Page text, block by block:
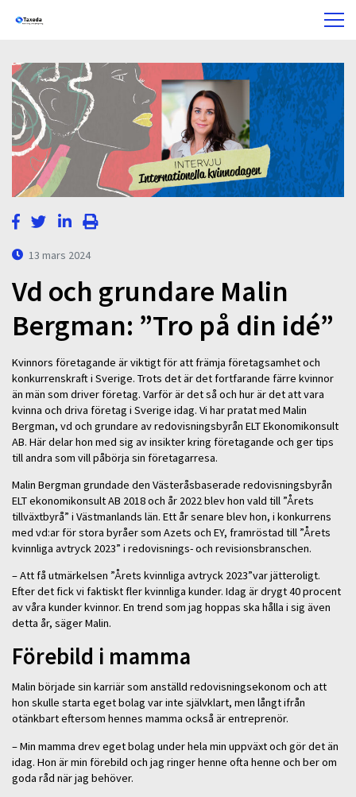
13 mars 2024
Vd och grundare Malin
Bergman: ”Tro på din idé”
Kvinnors företagande är viktigt för att främja företagsamhet och
konkurrenskraft i Sverige. Trots det är det fortfarande färre kvinnor
än män som driver företag. Varför är det så och hur är det att vara
kvinna och driva företag i Sverige idag. Vi har pratat med Malin
Bergman, vd och grundare av redovisningsbyrån ELT Ekonomikonsult
AB. Här delar hon med sig av insikter kring företagande och ger tips
till andra som vill påbörja sin företagarresa.
Malin Bergman grundade den Västeråsbaserade redovisningsbyrån
ELT ekonomikonsult AB 2018 och år 2022 blev hon vald till ”Årets
tillväxtbyrå” i Västmanlands län. Ett år senare blev hon, i konkurrens
med vd:ar för stora byråer som Azets och EY, framröstad till ”Årets
kvinnliga avtryck 2023” i redovisnings- och revisionsbranschen.
– Att få utmärkelsen ”Årets kvinnliga avtryck 2023”var jätteroligt.
Efter det fick vi faktiskt fler kvinnliga kunder. Idag är drygt 40 procent
av våra kunder kvinnor. En trend som jag hoppas ska hålla i sig även
detta år, säger Malin.
Förebild i mamma
Malin började sin karriär som anställd redovisningsekonom och att
hon skulle starta eget bolag var inte självklart, men långt ifrån
otänkbart eftersom hennes mamma också är entreprenör.
– Min mamma drev eget bolag under hela min uppväxt och gör det än
idag. Hon är min förebild och jag ringer henne ofta henne och ber om
goda råd när jag behöver.